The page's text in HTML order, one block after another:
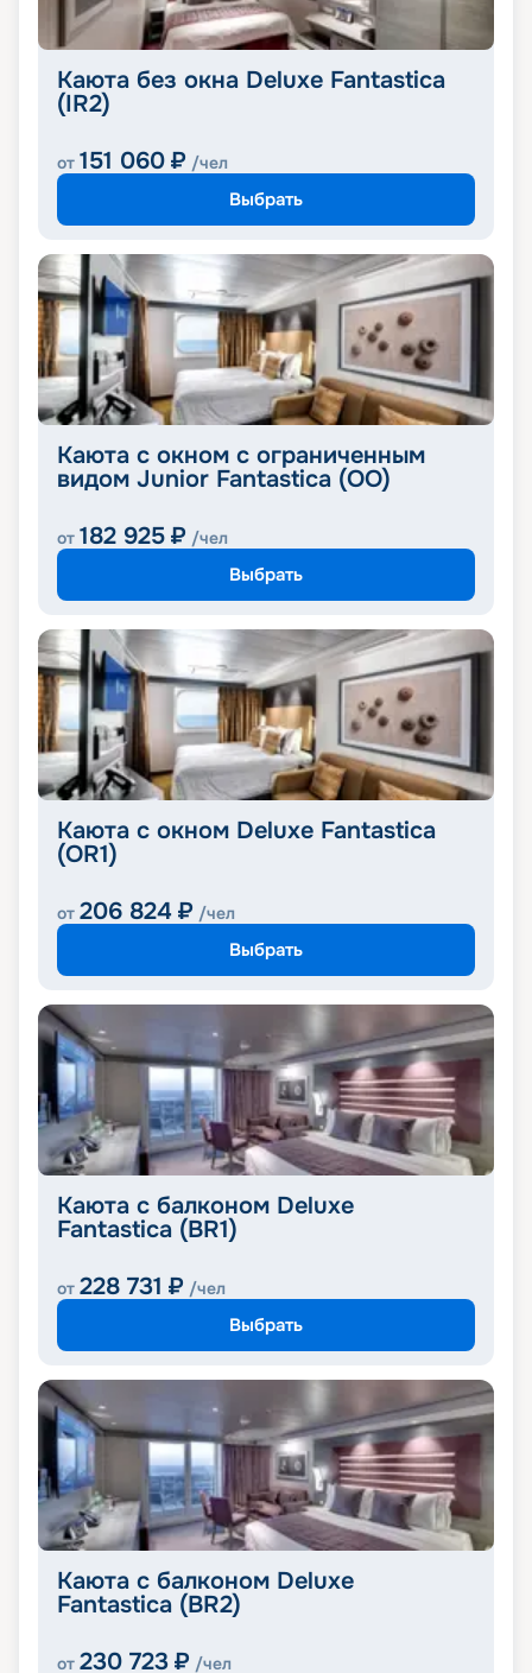
Каюта без окна Deluxe Fantastica
(IR2)
от 151 060 ₽ /чел
Выбрать
Каюта с окном с ограниченным
видом Junior Fantastica (OO)
от 182 925 ₽ /чел
Выбрать
Каюта с окном Deluxe Fantastica
(OR1)
от 206 824 ₽ /чел
Выбрать
Каюта с балконом Deluxe
Fantastica (BR1)
от 228 731 ₽ /чел
Выбрать
Каюта с балконом Deluxe
Fantastica (BR2)
от 230 723 ₽ /чел